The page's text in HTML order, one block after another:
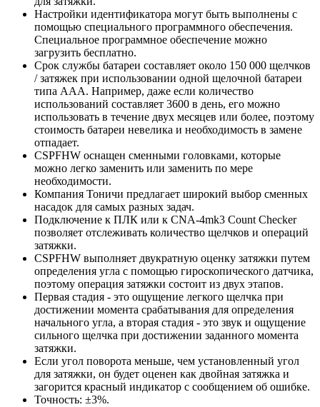
Настройки идентификатора могут быть выполнены с
помощью специального программного обеспечения.
Специальное программное обеспечение можно
загрузить бесплатно.
Срок службы батареи составляет около 150 000 щелчков
/ затяжек при использовании одной щелочной батареи
типа ААА. Например, даже если количество
использований составляет 3600 в день, его можно
использовать в течение двух месяцев или более, поэтому
стоимость батареи невелика и необходимость в замене
отпадает.
CSPFHW оснащен сменными головками, которые
можно легко заменить или заменить по мере
необходимости.
Компания Тоничи предлагает широкий выбор сменных
насадок для самых разных задач.
Подключение к ПЛК или к CNA-4mk3 Count Checker
позволяет отслеживать количество щелчков и операций
затяжки.
CSPFHW выполняет двукратную оценку затяжки путем
определения угла с помощью гироскопического датчика,
поэтому операция затяжки состоит из двух этапов.
Первая стадия - это ощущение легкого щелчка при
достижении момента срабатывания для определения
начального угла, а вторая стадия - это звук и ощущение
сильного щелчка при достижении заданного момента
затяжки.
Если угол поворота меньше, чем установленный угол
для затяжки, он будет оценен как двойная затяжка и
загорится красный индикатор с сообщением об ошибке.
Точность: ±3%.